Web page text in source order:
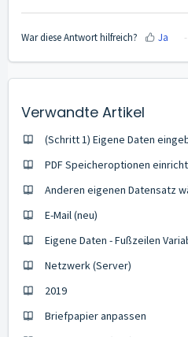
War diese Antwort hilfreich? Ja
Verwandte Artikel
(Schritt 1) Eigene Daten
PDF Speicheroptionen
Anderen eigenen Datensatz
E-Mail (neu)
Eigene Daten - Fußzeilen
Netzwerk (Server)
2019
Briefpapier anpassen